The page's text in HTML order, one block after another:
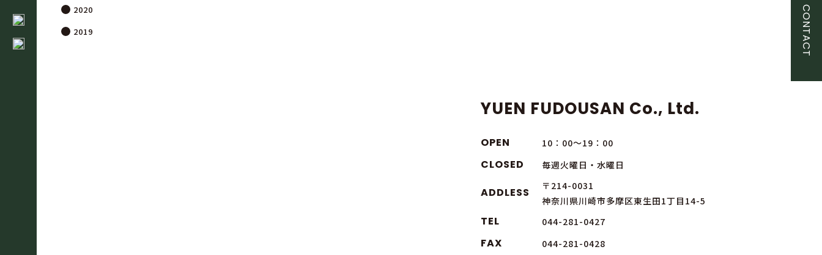
CONTACT
2020
2019
YUEN FUDOUSAN Co., Ltd.
OPEN 10：00～19：00
CLOSED 毎週火曜日・水曜日
ADDLESS
〒214-0031
神奈川県川崎市多摩区東生田1丁目14-5
TEL 044-281-0427
FAX 044-281-0428